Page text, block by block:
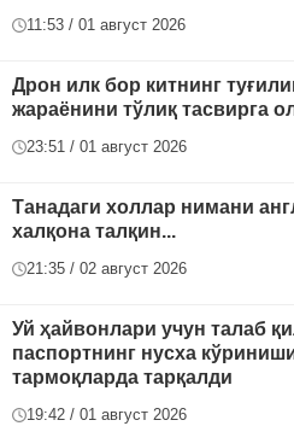
11:53 / 01 август 2026
Дрон илк бор китнинг
жараёнини тўлиқ тасвирга
23:51 / 01 август 2026
Танадаги холлар нимани
халқона талқин...
21:35 / 02 август 2026
Уй ҳайвонлари учун талаб
паспортнинг нусха
тармоқларда тарқалди
19:42 / 01 август 2026